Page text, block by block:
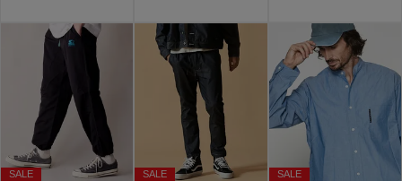
SALE SALE SALE